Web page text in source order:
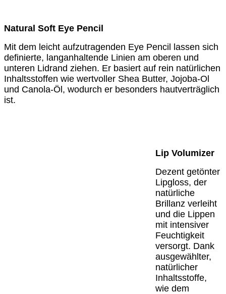
Natural Soft Eye Pencil
Mit dem leicht aufzutragenden Eye Pencil lassen sich
definierte, langanhaltende Linien am oberen und
unteren Lidrand ziehen. Er basiert auf rein natürlichen
Inhaltsstoffen wie wertvoller Shea Butter, Jojoba-Ol
und Canola-Öl, wodurch er besonders hautverträglich
ist.
Lip Volumizer
Dezent getönter
Lipgloss, der
natürliche
Brillanz verleiht
und die Lippen
mit intensiver
Feuchtigkeit
versorgt. Dank
ausgewählter,
natürlicher
Inhaltsstoffe,
wie dem